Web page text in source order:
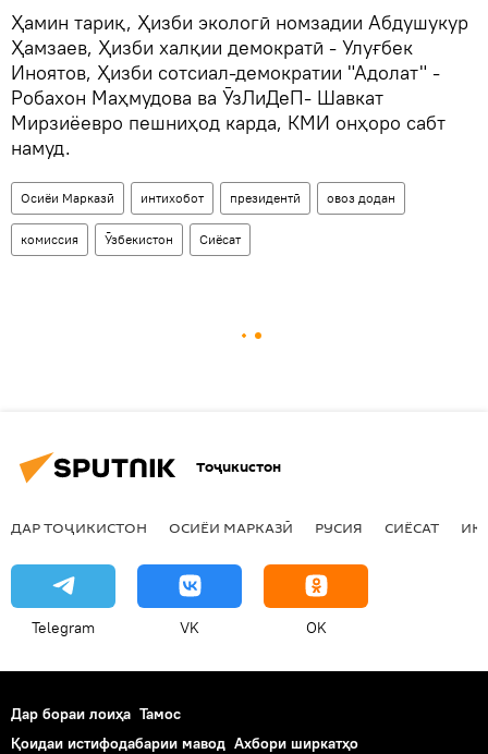
Ҳамин тариқ, Ҳизби экологӣ номзадии Абдушукур
Ҳамзаев, Ҳизби халқии демократӣ - Улуғбек
Иноятов, Ҳизби сотсиал-демократии "Адолат" -
Робахон Маҳмудова ва ӮзЛиДеП- Шавкат
Мирзиёевро пешниҳод карда, КМИ онҳоро сабт
намуд.
Осиёи Марказӣ интихобот президентӣ овоз додан
комиссия Ӯзбекистон Сиёсат
Тоҷикистон
ДАР ТОҶИКИСТОН ОСИЁИ МАРКАЗӢ РУСИЯ СИЁСАТ
Telegram VK OK
Дар бораи лоиҳа Тамос
Қоидаи истифодабарии мавод Ахбори ширкатҳо